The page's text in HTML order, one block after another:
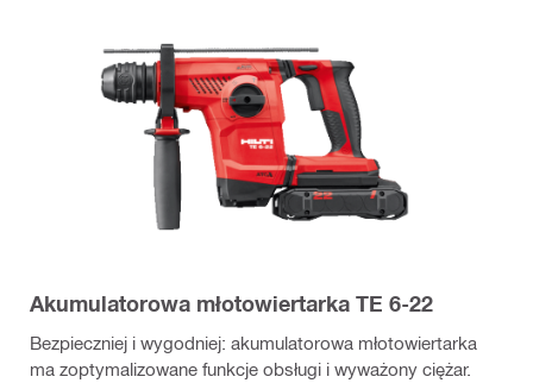
Akumulatorowa młotowiertarka TE 6-22
Bezpieczniej i wygodniej: akumulatorowa młotowiertarka
ma zoptymalizowane funkcje obsługi i wyważony ciężar.